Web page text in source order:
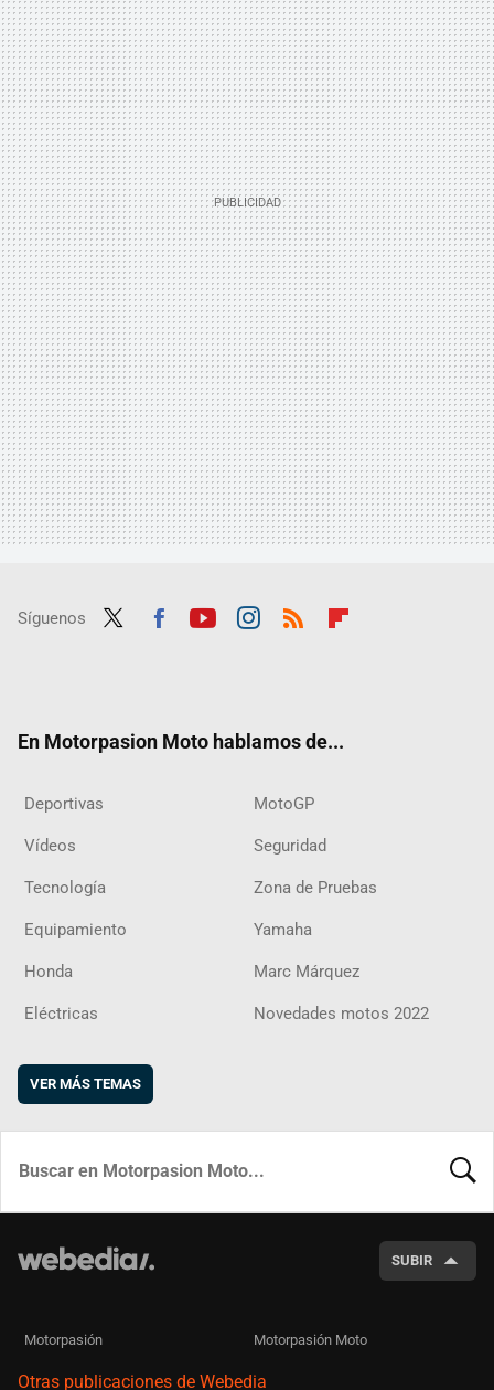
Síguenos
En Motorpasion Moto hablamos de...
Deportivas MotoGP
Vídeos Seguridad
Tecnología Zona de Pruebas
Equipamiento Yamaha
Honda Marc Márquez
Eléctricas Novedades motos 2022
VER MÁS TEMAS
SUBIR
Motorpasión Motorpasión Moto
Otras publicaciones de Webedia